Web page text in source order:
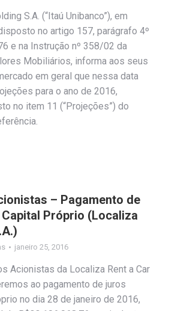
S.A. (“Itaú Unibanco”), em
no artigo 157, parágrafo 4º
e na Instrução nº 358/02 da
Mobiliários, informa aos seus
em geral que nessa data
para o ano de 2016,
no item 11 (“Projeções”) do
– Pagamento de
Próprio (Localiza
janeiro 25, 2016
Acionistas da Localiza Rent a Car
ao pagamento de juros
no dia 28 de janeiro de 2016,